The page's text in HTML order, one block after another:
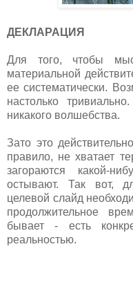
ДЕКЛАРАЦИЯ
Для того, чтобы
материальной
ее систематически.
настолько
никакого волшебства.
Зато это
правило, не хватает
загораются какой-
остывают. Так вот,
целевой слайд
продолжительное
бывает - есть
реальностью.